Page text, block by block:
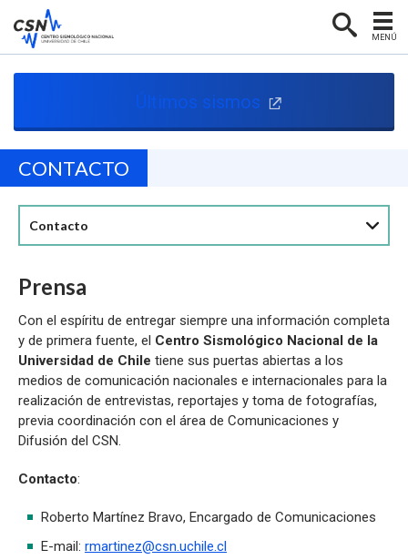
MENÚ
PORTADA
CENTRO SISMOLÓGICO
RED SISMOLÓGICA
SISMOLOGÍA EN CHILE
Últimos sismos
CONTACTO
Contacto
Prensa
Con el espíritu de entregar siempre una información completa
y de primera fuente, el Centro Sismológico Nacional de la
Universidad de Chile tiene sus puertas abiertas a los
medios de comunicación nacionales e internacionales para la
realización de entrevistas, reportajes y toma de fotografías,
previa coordinación con el área de Comunicaciones y
Difusión del CSN.
Contacto:
Roberto Martínez Bravo, Encargado de Comunicaciones
E-mail: rmartinez@csn.uchile.cl